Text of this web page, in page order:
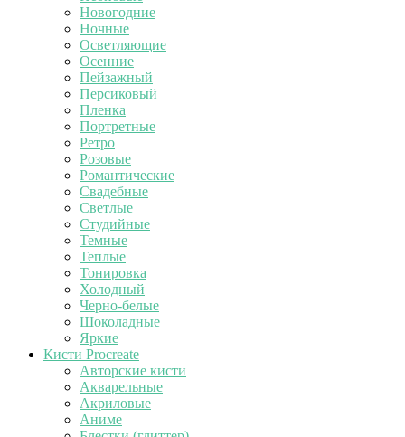
Новогодние
Ночные
Осветляющие
Осенние
Пейзажный
Персиковый
Пленка
Портретные
Ретро
Розовые
Романтические
Свадебные
Светлые
Студийные
Темные
Теплые
Тонировка
Холодный
Черно-белые
Шоколадные
Яркие
Кисти Procreate
Авторские кисти
Акварельные
Акриловые
Аниме